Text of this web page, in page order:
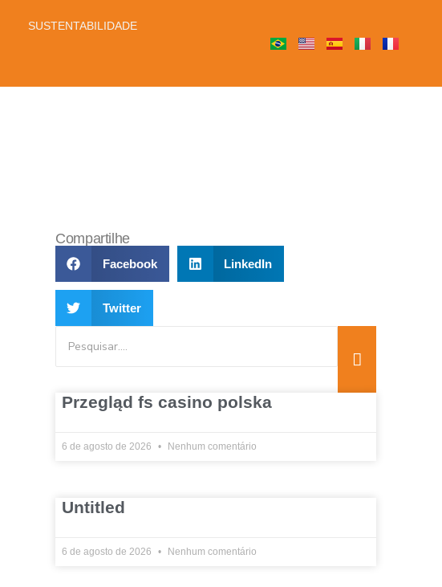
SUSTENTABILIDADE
Compartilhe
Facebook LinkedIn
Twitter
Przegląd fs casino polska
6 de agosto de 2026 Nenhum comentário
Untitled
6 de agosto de 2026 Nenhum comentário